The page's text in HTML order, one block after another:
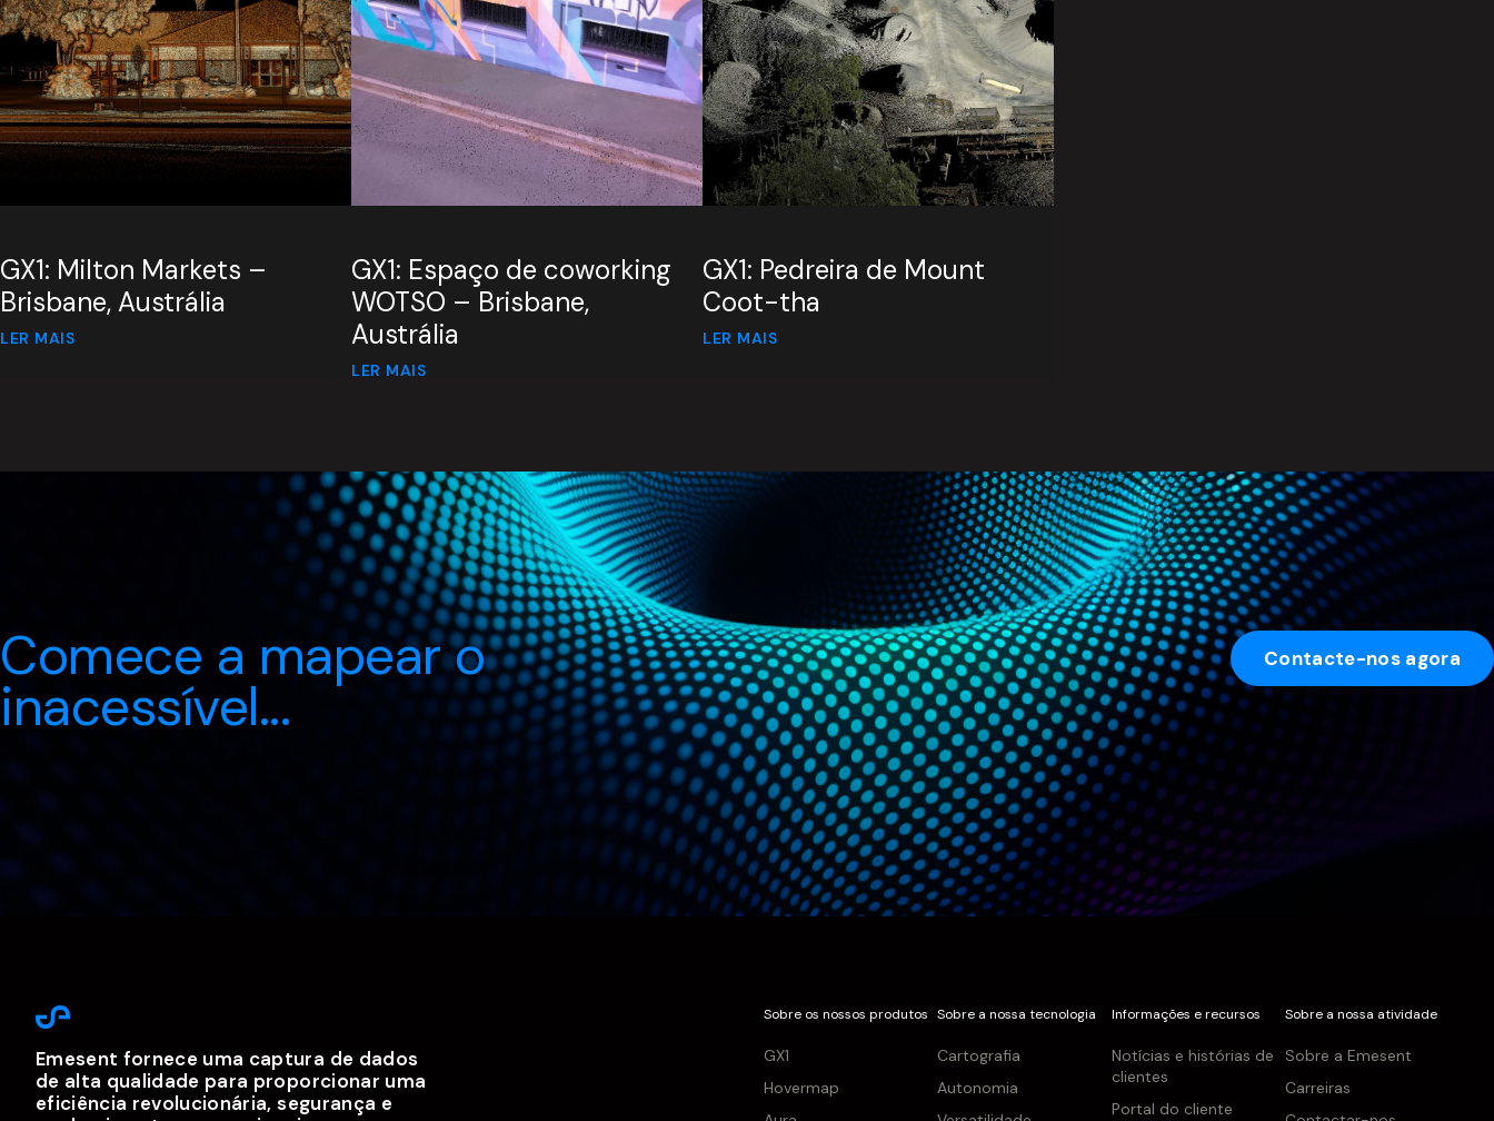
GX1: Milton Markets –
Brisbane, Austrália
LER MAIS
GX1: Espaço de coworking
WOTSO – Brisbane,
Austrália
LER MAIS
GX1: Pedreira de Mount
Coot-tha
LER MAIS
Comece a mapear o
inacessível...
Contacte-nos agora
Emesent fornece uma captura de dados
de alta qualidade para proporcionar uma
eficiência revolucionária, segurança e
Sobre os nossos produtos
GX1
Hovermap
Sobre a nossa tecnologia
Cartografia
Autonomia
Informações e recursos
Notícias e histórias de
clientes
Portal do cliente
Sobre a nossa atividade
Sobre a Emesent
Carreiras